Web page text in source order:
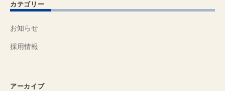
カテゴリー
お知らせ
採用情報
アーカイブ